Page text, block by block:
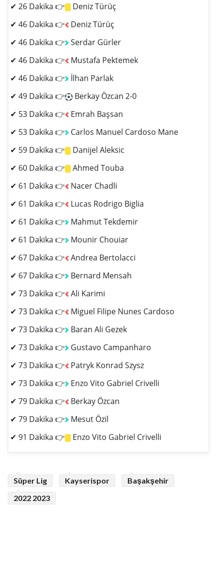
✔ 26 Dakika 👉
Deniz Türüç
✔ 46 Dakika 👉
Deniz Türüç
✔ 46 Dakika 👉 Serdar Gürler
✔ 46 Dakika 👉
Mustafa Pektemek
✔ 46 Dakika 👉 İlhan Parlak
✔ 49 Dakika 👉
Berkay Özcan 2-0
✔ 53 Dakika 👉
Emrah Başsan
✔ 53 Dakika 👉 Carlos Manuel Cardoso Mane
✔ 59 Dakika 👉
Danijel Aleksic
✔ 60 Dakika 👉
Ahmed Touba
✔ 61 Dakika 👉
Nacer Chadli
✔ 61 Dakika 👉
Lucas Rodrigo Biglia
✔ 61 Dakika 👉 Mahmut Tekdemir
✔ 61 Dakika 👉 Mounir Chouiar
✔ 67 Dakika 👉 Andrea Bertolacci
✔ 67 Dakika 👉 Bernard Mensah
✔ 73 Dakika 👉 Ali Karimi
✔ 73 Dakika 👉
Miguel Filipe Nunes Cardoso
✔ 73 Dakika 👉 Baran Ali Gezek
✔ 73 Dakika 👉 Gustavo Campanharo
✔ 73 Dakika 👉
Patryk Konrad Szysz
✔ 73 Dakika 👉 Enzo Vito Gabriel Crivelli
✔ 79 Dakika 👉
Berkay Özcan
✔ 79 Dakika 👉 Mesut Özil
✔ 91 Dakika 👉
Enzo Vito Gabriel Crivelli
Süper Lig Kayserispor
Başakşehir
2022 2023